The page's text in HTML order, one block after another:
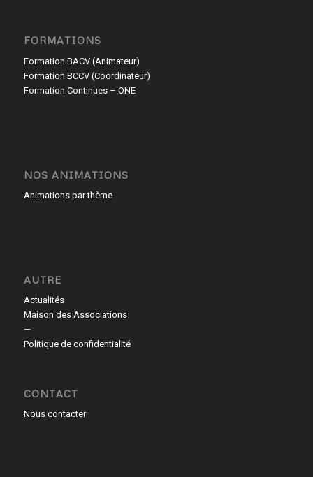
FORMATIONS
Formation BACV (Animateur)
Formation BCCV (Coordinateur)
Formation Continues – ONE
NOS ANIMATIONS
Animations par thème
AUTRE
Actualités
Maison des Associations
—
Politique de confidentialité
CONTACT
Nous contacter